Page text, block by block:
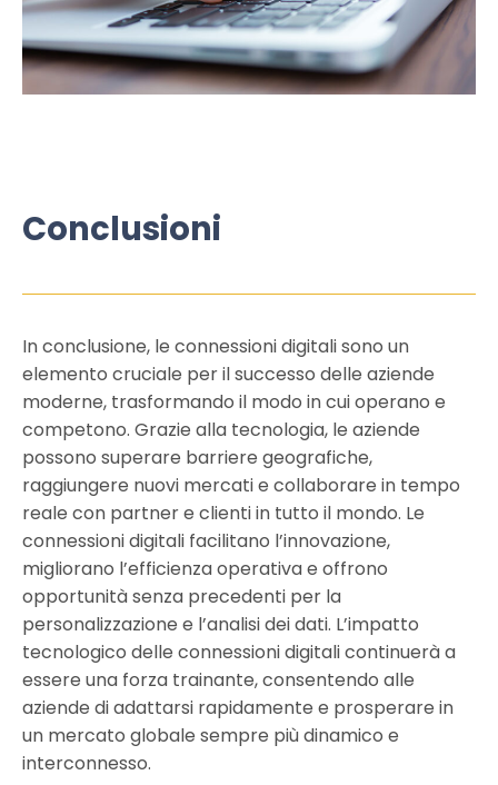
Conclusioni
In conclusione, le connessioni digitali sono un
elemento cruciale per il successo delle aziende
moderne, trasformando il modo in cui operano e
competono. Grazie alla tecnologia, le aziende
possono superare barriere geografiche,
raggiungere nuovi mercati e collaborare in tempo
reale con partner e clienti in tutto il mondo. Le
connessioni digitali facilitano l’innovazione,
migliorano l’efficienza operativa e offrono
opportunità senza precedenti per la
personalizzazione e l’analisi dei dati. L’impatto
tecnologico delle connessioni digitali continuerà a
essere una forza trainante, consentendo alle
aziende di adattarsi rapidamente e prosperare in
un mercato globale sempre più dinamico e
interconnesso.